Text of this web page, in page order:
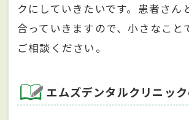
クにしていきたいです。患者さん
合っていきますので、小さなこと
ご相談ください。
エムズデンタルクリニッ